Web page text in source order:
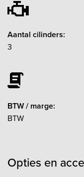
Aantal cilinders:
3
BTW / marge:
BTW
Opties en